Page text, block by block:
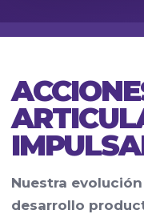
Nuestra
desarrollo